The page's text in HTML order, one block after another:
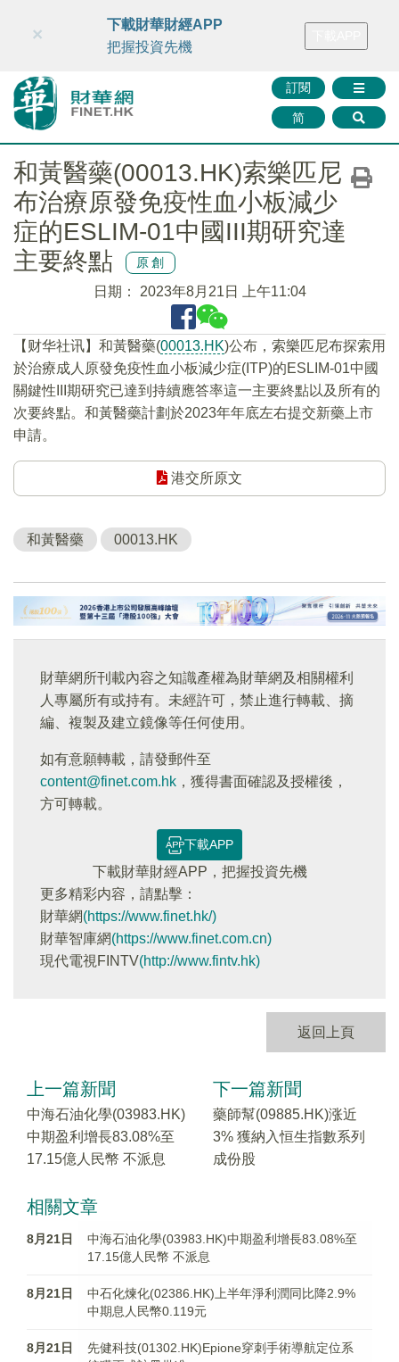
財華智庫網 FINTV FINMETA 財華證券 媒體矩陣
訂閱
简
×
下載財華財經APP
把握投資先機
和黃醫藥(00013.HK)索樂匹尼
布治療原發免疫性血小板減少
症的ESLIM-01中國III期研究達
主要終點
原創
日期： 2023年8月21日 上午11:04
【财华社讯】和黃醫藥(00013.HK)公布，索樂匹尼布探索用
於治療成人原發免疫性血小板減少症(ITP)的ESLIM-01中國
關鍵性III期研究已達到持續應答率這一主要終點以及所有的
次要終點。和黃醫藥計劃於2023年年底左右提交新藥上市
申請。
港交所原文
和黃醫藥 00013.HK
財華網所刊載內容之知識產權為財華網及相關權利
人專屬所有或持有。未經許可，禁止進行轉載、摘
編、複製及建立鏡像等任何使用。
如有意願轉載，請發郵件至
content@finet.com.hk ，獲得書面確認及授權後，
方可轉載。
下載APP
下載財華財經APP，把握投資先機
更多精彩内容，請點擊：
財華網(https://www.finet.hk/)
財華智庫網(https://www.finet.com.cn)
現代電視FINTV(http://www.fintv.hk)
返回上頁
上一篇新聞
中海石油化學(03983.HK)
中期盈利增長83.08%至
17.15億人民幣 不派息
下一篇新聞
藥師幫(09885.HK)涨近
3% 獲納入恒生指數系列
成份股
相關文章
8月21日
中海石油化學(03983.HK)中期盈利增長83.08%至
17.15億人民幣 不派息
8月21日
中石化煉化(02386.HK)上半年淨利潤同比降2.9%
中期息人民幣0.119元
8月21日
先健科技(01302.HK)Epione穿刺手術導航定位系